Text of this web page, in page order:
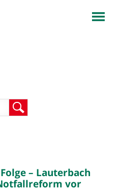
– Lauterbach
vor